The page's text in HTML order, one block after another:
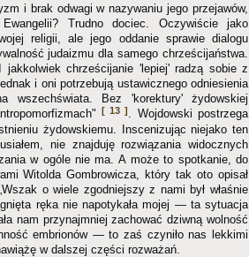
i brak odwagi w nazywaniu jego przejawów,
Trudno dociec. Oczywiście jako
religii, ale jego oddanie sprawie dialogu
judaizmu dla samego chrześcijaństwa.
chrześcijanie 'lepiej' radzą sobie z
i oni potrzebują ustawicznego odniesienia
Bez 'korektury' żydowskiej
[ 13 ]
. Wojdowski postrzega
żydowskiemu. Inscenizując niejako ten
nie znajduję rozwiązania widocznych
w ogóle nie ma. A może to spotkanie, do
Witolda Gombrowicza, który tak oto opisał
o wiele zgodniejszy z nami był właśnie
ręka nie napotykała mojej — ta sytuacja
nam przynajmniej zachować dziwną wolność
embrionów — to zaś czyniło nas lekkimi
w dalszej części rozważań.